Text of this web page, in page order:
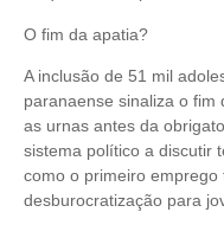
O fim da apatia?
A inclusão de 51 mil
paranaense sinaliza o fim
as urnas antes da
sistema político a discutir
como o primeiro
desburocratização para